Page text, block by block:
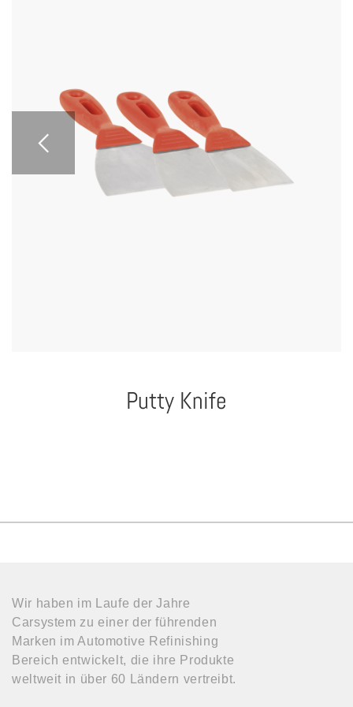
Putty Knife
Wir haben im Laufe der Jahre
Carsystem zu einer der führenden
Marken im Automotive Refinishing
Bereich entwickelt, die ihre Produkte
weltweit in über 60 Ländern vertreibt.